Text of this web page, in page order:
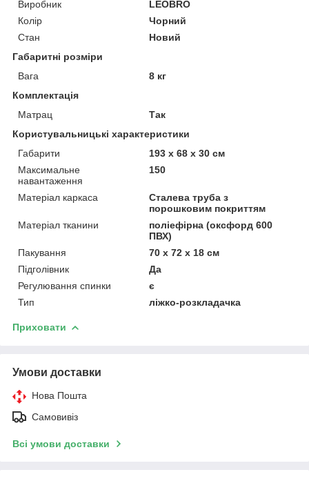
Виробник
LEOBRO
Колір
Чорний
Стан
Новий
Габаритні розміри
Вага
8 кг
Комплектація
Матрац
Так
Користувальницькі характеристики
Габарити
193 х 68 х 30 см
Максимальне
навантаження
150
Матеріал каркаса
Сталева труба з
порошковим покриттям
Матеріал тканини
поліефірна (оксфорд 600
ПВХ)
Пакування
70 х 72 х 18 см
Підголівник
Да
Регулювання спинки
є
Тип
ліжко-розкладачка
Приховати
Умови доставки
Нова Пошта
Самовивіз
Всі умови доставки